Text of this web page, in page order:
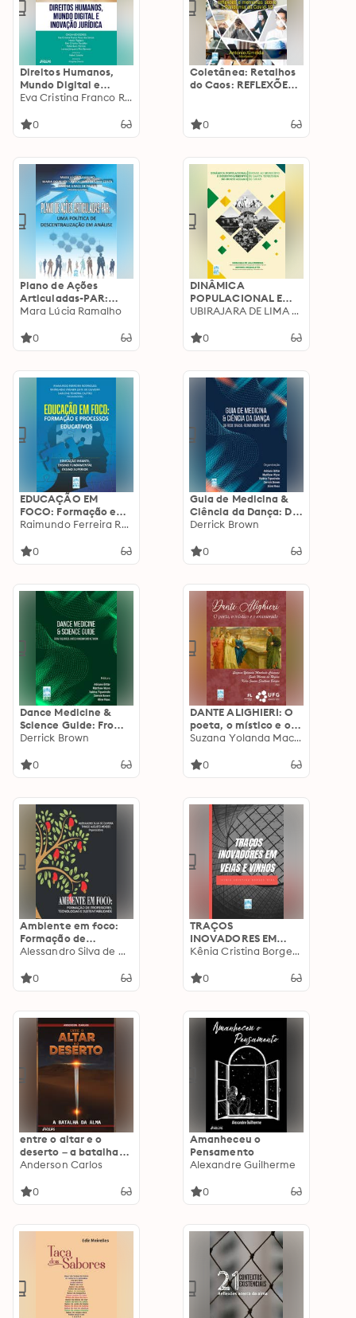
Direitos Humanos,
Mundo Digital e
Inovação Jurídica
Eva Cristina Franco Rosa dos Santos
0
Coletânea: Retalhos
do Caos: REFLEXÕES E
19 0
Plano de Ações
Articuladas-PAR:
Uma política de
análise
Mara Lúcia Ramalho
0
DINÂMICA
POPULACIONAL E
DESENVOLVIMENTO
ÊNFASE AO
UBIRAJARA DE LIMA FERREIRA
0
EDUCAÇÃO EM
FOCO: Formação e
processos educativos
Raimundo Ferreira Rodrigues
0
Guia de Medicina &
Ciência da Dança: Da
Rede Brasil-Reino
Derrick Brown
0
Dance Medicine &
Science Guide: From
the Brazil-United
Network: From the
Derrick Brown
0
DANTE ALIGHIERI: O
poeta, o místico e o
enamorado
Suzana Yolanda Machado Cánovas
0
Ambiente em foco:
Formação de
professores,
sustentabilidade
Alessandro Silva de Oliveira (organizador)
0
TRAÇOS
INOVADORES EM
VEIAS E VINHOS
Kênia Cristina Borges Dias
0
entre o altar e o
deserto – a batalha
da alma
Anderson Carlos
0
Amanheceu o
Pensamento
Alexandre Guilherme
0